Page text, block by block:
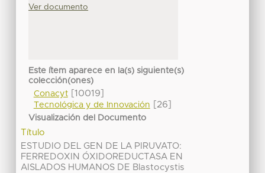
Ver documento
Este ítem aparece en la(s) siguiente(s)
colección(ones)
Conacyt[10019]
Tecnológica y de Innovación [26]
Visualización del Documento
Título
ESTUDIO DEL GEN DE LA PIRUVATO:
FERREDOXIN ÓXIDOREDUCTASA EN
AISLADOS HUMANOS DE Blastocystis